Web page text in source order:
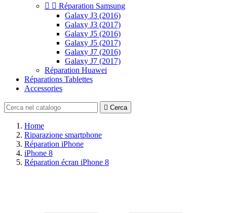
  Réparation Samsung
Galaxy J3 (2016)
Galaxy J3 (2017)
Galaxy J5 (2016)
Galaxy J5 (2017)
Galaxy J7 (2016)
Galaxy J7 (2017)
Réparation Huawei
Réparations Tablettes
Accessories
 Cerca
Home
Riparazione smartphone
Réparation iPhone
iPhone 8
Réparation écran iPhone 8